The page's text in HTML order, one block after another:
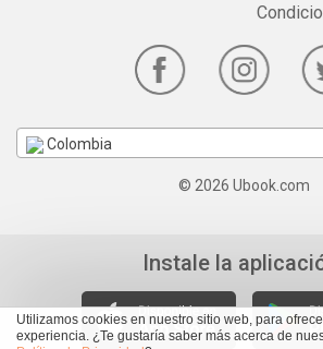
Utilizamos cookies en nuestro sitio web, para
experiencia. ¿Te gustaría saber más acerca de
Colombia
© 2026 Ubook.com
Instale la